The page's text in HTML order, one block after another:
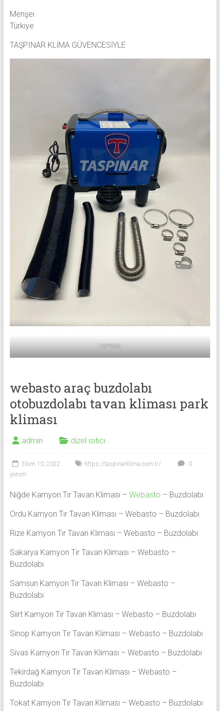
Menşei
Türkiye
TAŞPINAR KLİMA GÜVENCESİYLE
TSP55A
webasto araç buzdolabı
otobuzdolabı tavan kliması park
kliması
admin dizel ısıtıcı
Ekim 10, 2022 https://taspinarklima.com.tr/
0
yorum
Niğde Kamyon Tır Tavan Kliması – Webasto – Buzdolabı
Ordu Kamyon Tır Tavan Kliması – Webasto – Buzdolabı
Rize Kamyon Tır Tavan Kliması – Webasto – Buzdolabı
Sakarya Kamyon Tır Tavan Kliması – Webasto –
Buzdolabı
Samsun Kamyon Tır Tavan Kliması – Webasto –
Buzdolabı
Siirt Kamyon Tır Tavan Kliması – Webasto – Buzdolabı
Sinop Kamyon Tır Tavan Kliması – Webasto – Buzdolabı
Sivas Kamyon Tır Tavan Kliması – Webasto – Buzdolabı
Tekirdağ Kamyon Tır Tavan Kliması – Webasto –
Buzdolabı
Tokat Kamyon Tır Tavan Kliması – Webasto – Buzdolabı